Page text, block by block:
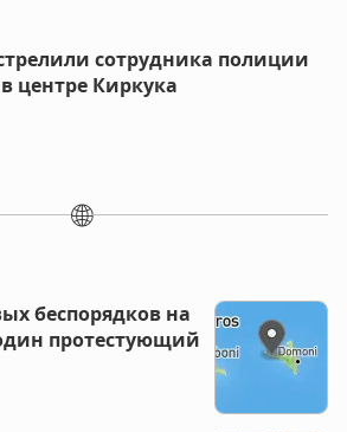
сотрудника полиции
центре Киркука
🌐
беспорядков на
протестующий